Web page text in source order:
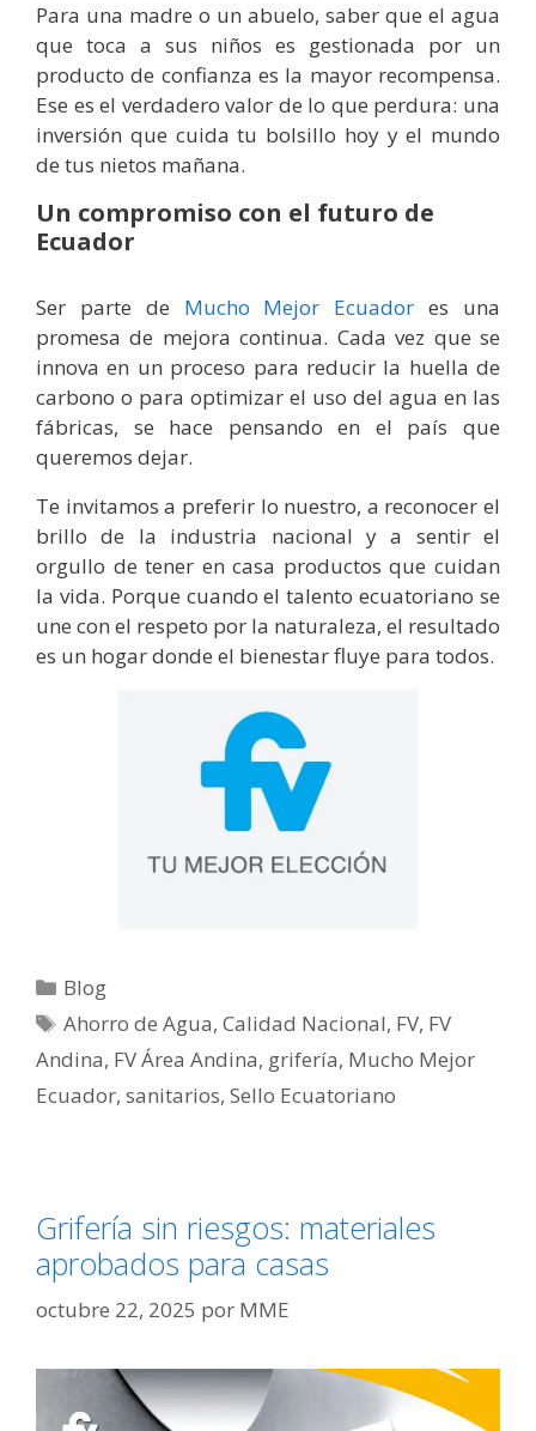
Para una madre o un abuelo, saber que el agua
que toca a sus niños es gestionada por un
producto de confianza es la mayor recompensa.
Ese es el verdadero valor de lo que perdura: una
inversión que cuida tu bolsillo hoy y el mundo
de tus nietos mañana.
Un compromiso con el futuro de
Ecuador
Ser parte de Mucho Mejor Ecuador es una
promesa de mejora continua. Cada vez que se
innova en un proceso para reducir la huella de
carbono o para optimizar el uso del agua en las
fábricas, se hace pensando en el país que
queremos dejar.
Te invitamos a preferir lo nuestro, a reconocer el
brillo de la industria nacional y a sentir el
orgullo de tener en casa productos que cuidan
la vida. Porque cuando el talento ecuatoriano se
une con el respeto por la naturaleza, el resultado
es un hogar donde el bienestar fluye para todos.
Blog
Ahorro de Agua,Calidad Nacional, FV, FV
Andina, FV Área Andina, grifería, Mucho Mejor
Ecuador, sanitarios, Sello Ecuatoriano
Grifería sin riesgos: materiales
aprobados para casas
octubre 22, 2025 por MME